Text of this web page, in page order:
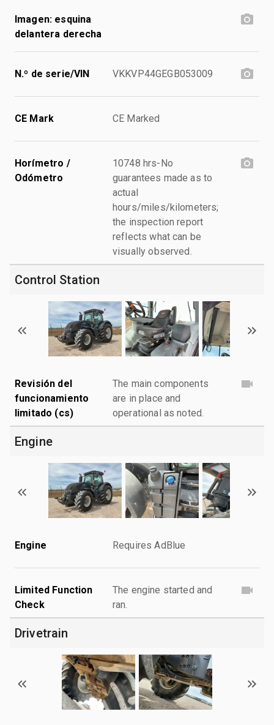
Imagen: esquina
delantera derecha
N.º de serie/VIN VKKVP44GEGB053009
CE Mark CE Marked
Horímetro /
Odómetro
10748 hrs-No
guarantees made as to
actual
hours/miles/kilometers;
the inspection report
reflects what can be
visually observed.
Control Station
Revisión del
funcionamiento
limitado (cs)
The main components
are in place and
operational as noted.
Engine
Engine Requires AdBlue
Limited Function
Check
The engine started and
ran.
Drivetrain